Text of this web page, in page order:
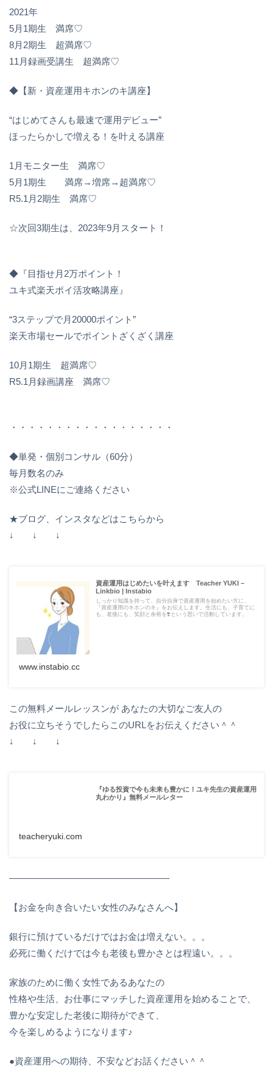
2021年
5月1期生 満席♡
8月2期生 超満席♡
11月録画受講生 超満席♡
◆【新・資産運用キホンのキ講座】
“はじめてさんも最速で運用デビュー”
ほったらかしで増える！を叶える講座
1月モニター生 満席♡
⁡5月1期生 満席→増席→超満席♡
R5.1月2期生 満席♡
☆次回3期生は、2023年9月スタート！
◆『目指せ月2万ポイント！
ユキ式楽天ポイ活攻略講座』
“3ステップで月20000ポイント”
楽天市場セールでポイントざくざく講座
10月1期生 超満席♡
R5.1月録画講座 満席♡
・・・・・・・・・・・・・・・・・・
◆単発・個別コンサル（60分）
毎月数名のみ
※公式LINEにご連絡ください
★ブログ、インスタなどはこちらから
↓ ↓ ↓
資産運用はじめたいを叶えます Teacher YUKI –
Linkbio | Instabio
しっかり知識を持って、自分自身で資産運用を始めたい方に、
『資産運用のキホンのキ』をお伝えします。生活にも、子育てに
も、老後にも、笑顔と余裕を❣️という思いで活動しています。
www.instabio.cc
この無料メールレッスンが あなたの大切なご友人の
お役に立ちそうでしたらこのURLをお伝えください＾＾
↓ ↓ ↓
『ゆる投資で今も未来も豊かに！ユキ先生の資産運用
丸わかり』無料メールレター
teacheryuki.com
—————————————————–
【お金を向き合いたい女性のみなさんへ】
銀行に預けているだけではお金は増えない。。。
必死に働くだけでは今も老後も豊かさとは程遠い。。。
家族のために働く女性であるあなたの
性格や生活、お仕事にマッチした資産運用を始めることで、
豊かな安定した老後に期待ができて、
今を楽しめるようになります♪
●資産運用への期待、不安などお話ください＾＾